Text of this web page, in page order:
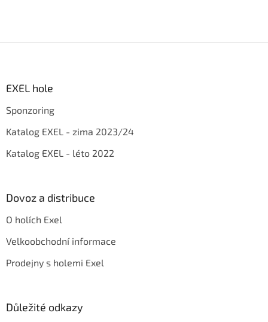
EXEL hole
Sponzoring
Katalog EXEL - zima 2023/24
Katalog EXEL - léto 2022
Dovoz a distribuce
O holích Exel
Velkoobchodní informace
Prodejny s holemi Exel
Důležité odkazy